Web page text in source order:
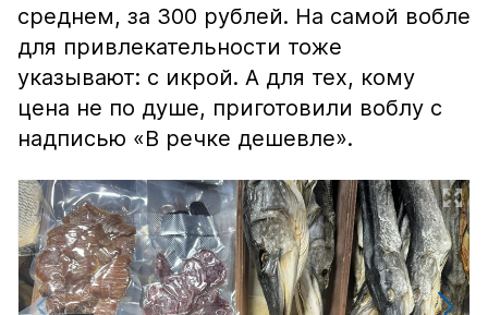
среднем, за 300 рублей. На самой вобле
для привлекательности тоже
указывают: с икрой. А для тех, кому
цена не по душе, приготовили воблу с
надписью «В речке дешевле».